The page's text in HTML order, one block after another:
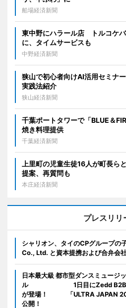
船場経済新聞
東中野にハラール店 トルコケ
に、タイムサービスも
中野経済新聞
狭山で初心者向けAI活用セミナ
実践法紹介
狭山経済新聞
千葉ポートタワーで「BLUE＆
焼き料理提供
千葉経済新聞
上里町の児童生徒16人が町長
提案、再質問も
本庄経済新聞
プレスリリ
シャリオン、タイのCPグループの
Co., Ltd. と資本提携および合弁会
日本最大級 都市型ダンスミュージ
ル 1日目にZedd B2B
が登場！ 「ULTRA JAPAN
公開！